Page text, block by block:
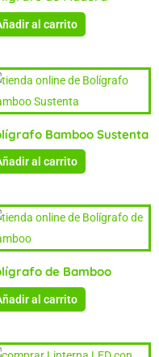
al carrito
Bamboo Sustenta
al carrito
de Bamboo
al carrito